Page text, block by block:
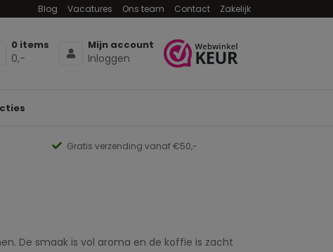
Blog Vacatures Ons team Contact Zakelijk
0 items
0,-
Mijn account
Inloggen
Gratis verzending vanaf €50,-
De smaak is vol aroma en de koffie is zacht